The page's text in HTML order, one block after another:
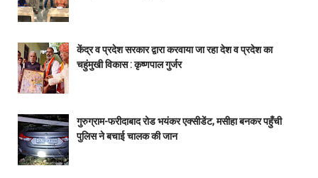
केंद्र व प्रदेश सरकार द्वारा करवाया जा रहा देश व प्रदेश का
चहुंमुखी विकास : कृष्णपाल गुर्जर
गुरुग्राम-फरीदाबाद रोड भयंकर एक्सीडेंट, मसीहा बनकर पहुँची
पुलिस ने बचाई चालक की जान